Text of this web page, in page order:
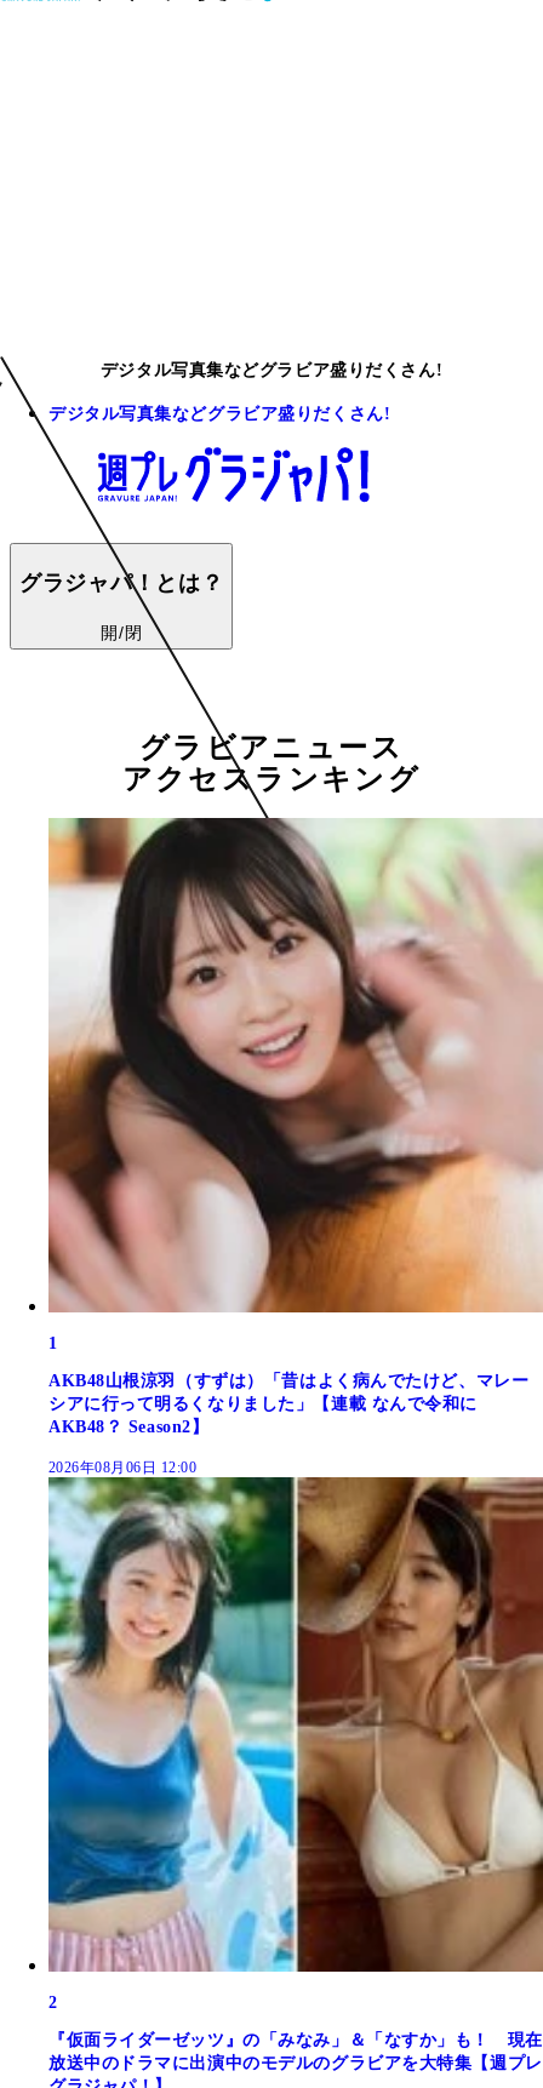
デジタル写真集などグラビア盛りだくさん!
デジタル写真集などグラビア盛りだくさん!
グラジャパ！とは？
開/閉
グラビアニュース
アクセスランキング
1
AKB48山根涼羽（すずは）「昔はよく病んでたけど、マレー
シアに行って明るくなりました」【連載 なんで令和に
AKB48？ Season2】
2026年08月06日 12:00
2
『仮面ライダーゼッツ』の「みなみ」＆「なすか」も！ 現在
放送中のドラマに出演中のモデルのグラビアを大特集【週プレ